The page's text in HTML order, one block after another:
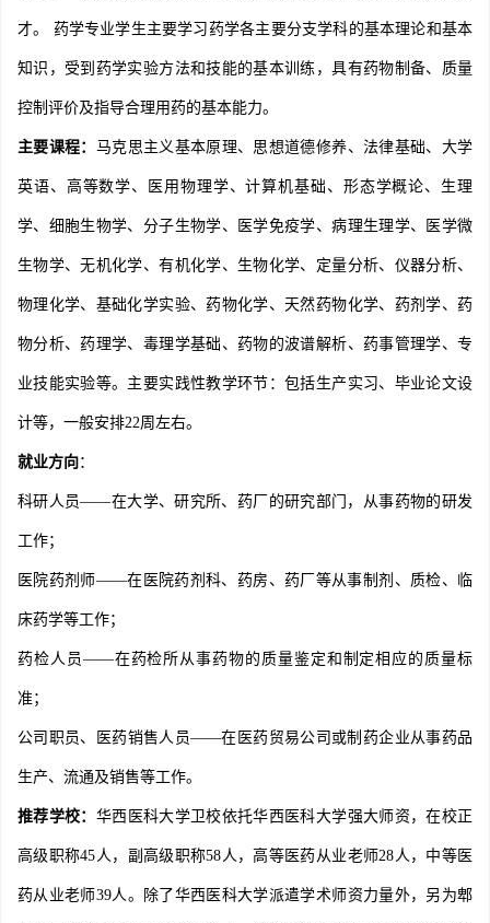
才。 药学专业学生主要学习药学各主要分支学科的基本理论和基本
知识，受到药学实验方法和技能的基本训练，具有药物制备、质量
控制评价及指导合理用药的基本能力。
主要课程： 马克思主义基本原理、思想道德修养、法律基础、大学
英语、高等数学、医用物理学、计算机基础、形态学概论、生理
学、细胞生物学、分子生物学、医学免疫学、病理生理学、医学微
生物学、无机化学、有机化学、生物化学、定量分析、仪器分析、
物理化学、基础化学实验、药物化学、天然药物化学、药剂学、药
物分析、药理学、毒理学基础、药物的波谱解析、药事管理学、专
业技能实验等。主要实践性教学环节：包括生产实习、毕业论文设
计等，一般安排22周左右。
就业方向：
科研人员——在大学、研究所、药厂的研究部门，从事药物的研发
工作；
医院药剂师——在医院药剂科、药房、药厂等从事制剂、质检、临
床药学等工作；
药检人员——在药检所从事药物的质量鉴定和制定相应的质量标
准；
公司职员、医药销售人员——在医药贸易公司或制药企业从事药品
生产、流通及销售等工作。
推荐学校： 华西医科大学卫校依托华西医科大学强大师资，在校正
高级职称45人，副高级职称58人，高等医药从业老师28人，中等医
药从业老师39人。除了华西医科大学派遣学术师资力量外，另为郫